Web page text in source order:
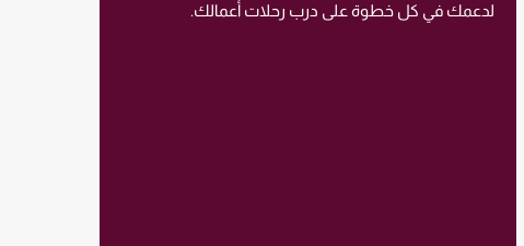
لدعمك في كل خطوة على درب رحلات أعمالك.